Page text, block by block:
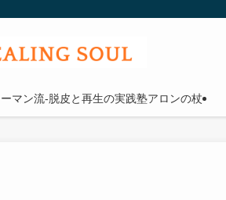
マン流-脱皮と再生の実践塾アロンの杖